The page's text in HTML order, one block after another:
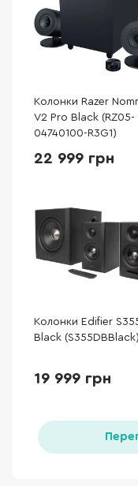
Колонки Razer
V2 Pro Black (RZ05-
04740100-R3G1)
22 999 грн
Колонки Edifier
Black (S355DBBlack)
19 999 грн